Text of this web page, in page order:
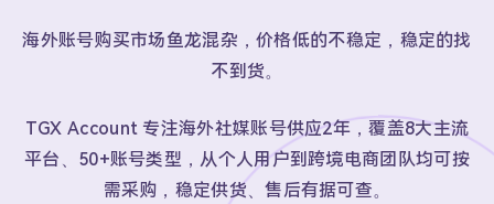
海外账号购买市场鱼龙混杂，价格低的不稳定，稳定的找
不到货。
TGX Account 专注海外社媒账号供应2年，覆盖8大主流
平台、50+账号类型，从个人用户到跨境电商团队均可按
需采购，稳定供货、售后有据可查。